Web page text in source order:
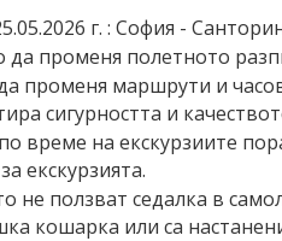
г. : София -
променя полетното
променя маршрути и
сигурността и
време на екскурзиите
екскурзията.
не ползват седалка в
кошарка или са